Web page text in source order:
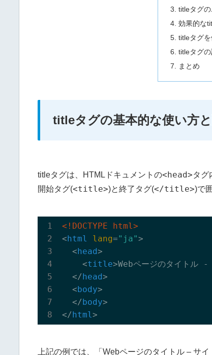
titleタグ
効果的な
titleタグ
titleタグの
まとめ
titleタグの基本的な使い方
titleタグは、HTMLドキュメントの<head>タグ
開始タグ(<title>)と終了タグ(</title>)で
<!DOCTYPE html>
< html lang="ja">
< head>
<title>Webページのタイトル -
</ head>
< body>
</ body>
</ html>
上記の例では、「Webページのタイトル – サ